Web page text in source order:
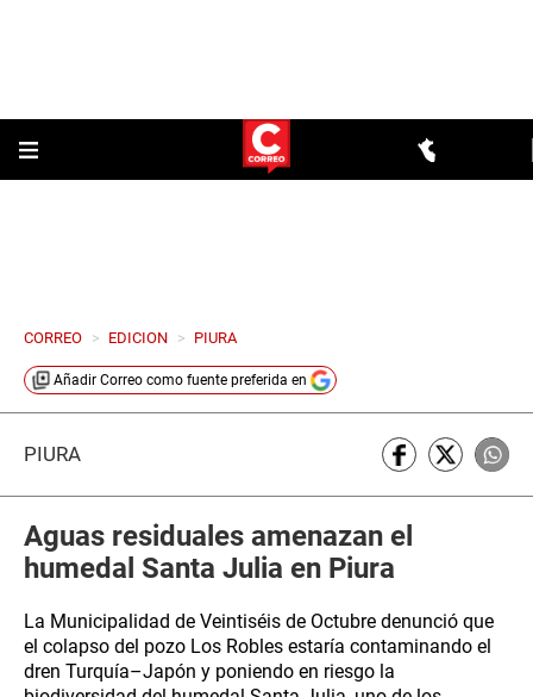
CORREO > EDICION > PIURA
Añadir Correo como fuente preferida en
PIURA
Aguas residuales amenazan el
humedal Santa Julia en Piura
La Municipalidad de Veintiséis de Octubre denunció que
el colapso del pozo Los Robles estaría contaminando el
dren Turquía–Japón y poniendo en riesgo la